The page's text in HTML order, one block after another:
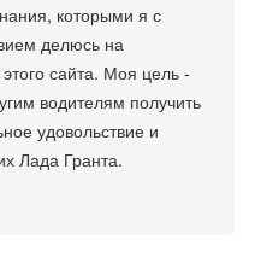
которыми я с
делюсь на
сайта. Моя цель -
водителям получить
удовольствие и
Лада Гранта.